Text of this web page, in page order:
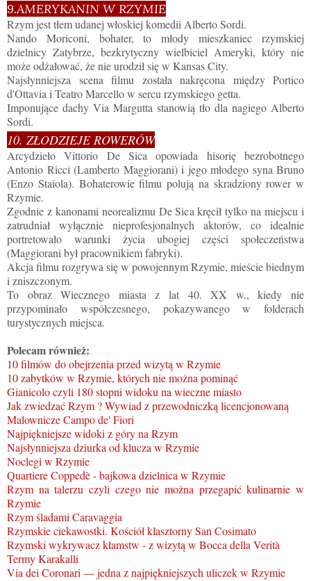
9.AMERYKANIN W RZYMIE
Rzym jest tłem udanej włoskiej komedii Alberto Sordi.
Nando Moriconi, bohater, to młody mieszkaniec rzymskiej
dzielnicy Zatybrze, bezkrytyczny wielbiciel Ameryki, który nie
może odżałować, że nie urodził się w Kansas City.
Najsłynniejsza scena filmu została nakręcona między Portico
d'Ottavia i Teatro Marcello w sercu rzymskiego getta.
Imponujące dachy Via Margutta stanowią tło dla nagiego Alberto
Sordi.
10. ZŁODZIEJE ROWERÓW
Arcydzieło Vittorio De Sica opowiada hisorię bezrobotnego
Antonio Ricci (Lamberto Maggiorani) i jego młodego syna Bruno
(Enzo Staiola). Bohaterowie filmu polują na skradziony rower w
Rzymie.
Zgodnie z kanonami neorealizmu De Sica kręcił tylko na miejscu i
zatrudniał wyłącznie nieprofesjonalnych aktorów, co idealnie
portretowało warunki życia ubogiej części społeczeństwa
(Maggiorani był pracownikiem fabryki).
Akcja filmu rozgrywa się w powojennym Rzymie, mieście biednym
i zniszczonym.
To obraz Wiecznego miasta z lat 40. XX w., kiedy nie
przypominało współczesnego, pokazywanego w folderach
turystycznych miejsca.
Polecam również:
10 filmów do obejrzenia przed wizytą w Rzymie
10 zabytków w Rzymie, których nie można pominąć
Gianicolo czyli 180 stopni widoku na wieczne miasto
Jak zwiedzać Rzym ? Wywiad z przewodniczką licencjonowaną
Malownicze Campo de' Fiori
Najpiękniejsze widoki z góry na Rzym
Najsłynniejsza dziurka od klucza w Rzymie
Noclegi w Rzymie
Quartiere Coppedè - bajkowa dzielnica w Rzymie
Rzym na talerzu czyli czego nie można przegapić kulinarnie w
Rzymie
Rzym śladami Caravaggia
Rzymskie ciekawostki. Kościół klasztorny San Cosimato
Rzymski wykrywacz kłamstw - z wizytą w Bocca della Verità
Termy Karakalli
Via dei Coronari — jedna z najpiękniejszych uliczek w Rzymie